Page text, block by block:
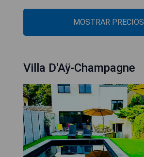
MOSTRAR PRECIOS
Villa D'Aÿ-Champagne